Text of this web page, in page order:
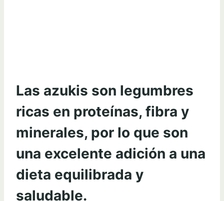
Las azukis son legumbres
ricas en proteínas, fibra y
minerales, por lo que son
una excelente adición a una
dieta equilibrada y
saludable.